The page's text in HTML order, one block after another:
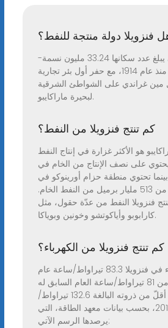
فنزويلا دولة منتجة للنفط؟
باتت فنزويلا -التي يبلغ عدد سكانها 33.24 مليون نسمة-
دولة منتجة للنفط منذ عام 1914، مع حفر أول بئر تجارية
غراندي على الشواطئ الشرقية
لبحيرة ماراكايبو.
كم تنتج فنزويلا من النفط؟
هو الأكثر غزارة في إنتاج النفط
يحتوي على نصف الإنتاج من الخام في
بينما تحتوي منطقة حزام أورينوكو في
فنزويلا على أكثر من 513 مليار برميل من النفط الخام.
فنزويلا النفط من عدّة حقول، مثل
كارابوبو وأياكوتشو وخونين وبوياكا.
كم تنتج فنزويلا من الكهرباء؟
بلغ توليد الكهرباء في فنزويلا 83.3 تيراواط/ساعة عام
2024، ارتفاعًا من 81 تيراواط/ساعة العام السابق له
(2021)، كما أنه أقلّ من ذروته البالغة 132.6 تيراواط/
ساعة عام 2013، بحسب بيانات معهد الطاقة، التي
يرصدها الرسم الآتي: